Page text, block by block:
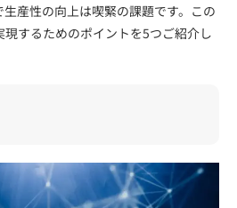
産性の向上は喫緊の課題です。この
するためのポイントを5つご紹介し